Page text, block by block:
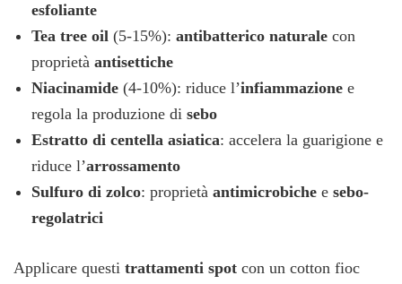
esfoliante
Tea tree oil (5-15%): antibatterico naturale con
proprietà antisettiche
Niacinamide (4-10%): riduce l’infiammazione e
regola la produzione di sebo
Estratto di centella asiatica: accelera la guarigione e
riduce l’arrossamento
Sulfuro di zolco: proprietà antimicrobiche e sebo-
regolatrici
Applicare questi trattamenti spot con un cotton fioc